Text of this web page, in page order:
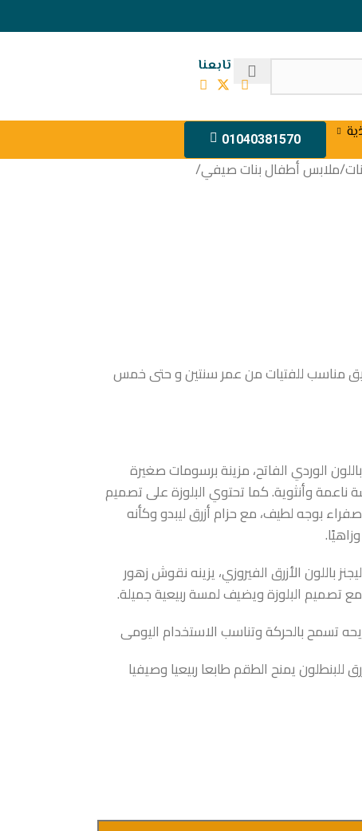
تابعنا
01040381570
/ملابس أطفال بنات صيفي/
مناسب للفتيات من عمر سنتين و حتى خمس
الوردي الفاتح، مزينة برسومات صغيرة
وأنثوية. كما تحتوي البلوزة على تصميم
بوجه لطيف، مع حزام أزرق ليبدو وكأنه
باللون الأزرق الفيروزي، يزينه نقوش زهور
تصميم البلوزة ويضيف لمسة ربيعية جميلة.
تسمح بالحركة وتناسب الاستخدام اليومى
للبنطلون يمنح الطقم طابعا ربيعيا وصيفيا